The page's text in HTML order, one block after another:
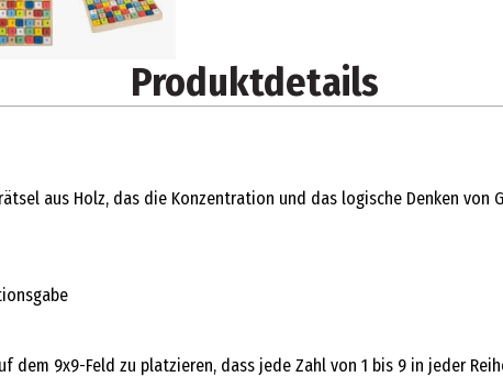
Produktdetails
aus Holz, das die Konzentration und das logische Denken
9x9-Feld zu platzieren, dass jede Zahl von 1 bis 9 in jeder